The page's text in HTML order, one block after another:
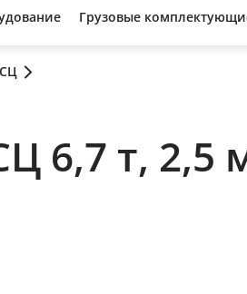
Грузовые
6,7 т, 2,5